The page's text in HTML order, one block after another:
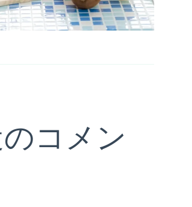
コメン